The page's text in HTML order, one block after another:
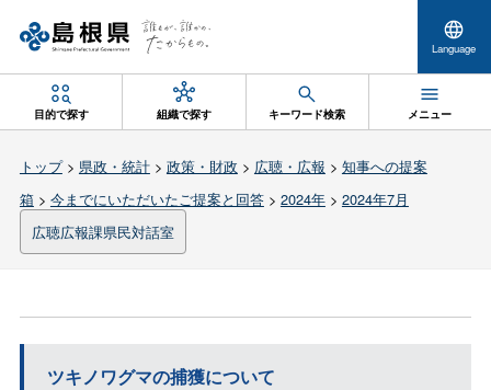
Language
目的で探す 組織で探す キーワード検索 メニュー
トップ> 県政・統計> 政策・財政 > 広聴・広報 > 知事への提案
箱> 今までにいただいたご提案と回答> 2024年> 2024年7月
広聴広報課県民対話室
ツキノワグマの捕獲について